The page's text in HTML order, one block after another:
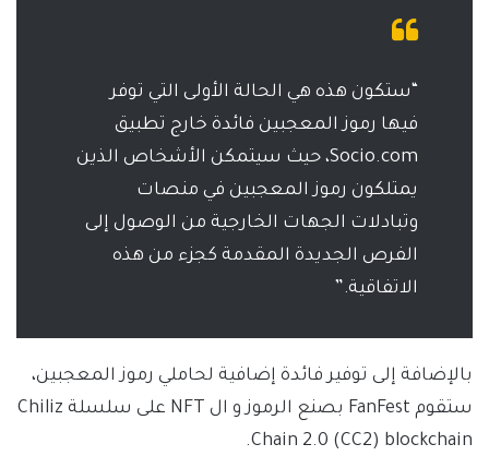
“ستكون هذه هي الحالة الأولى التي توفر
فيها رموز المعجبين فائدة خارج تطبيق
Socio.com، حيث سيتمكن الأشخاص الذين
يمتلكون رموز المعجبين في منصات
وتبادلات الجهات الخارجية من الوصول إلى
الفرص الجديدة المقدمة كجزء من هذه
الاتفاقية.”
بالإضافة إلى توفير فائدة إضافية لحاملي رموز المعجبين،
ستقوم FanFest بصنع الرموز و ال NFT على سلسلة Chiliz
Chain 2.0 (CC2) blockchain.